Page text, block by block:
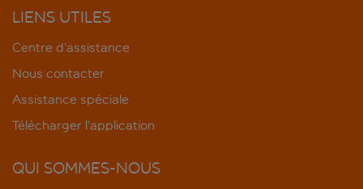
LIENS UTILES
Centre d’assistance
Nous contacter
Assistance spéciale
Télécharger l’application
QUI SOMMES-NOUS